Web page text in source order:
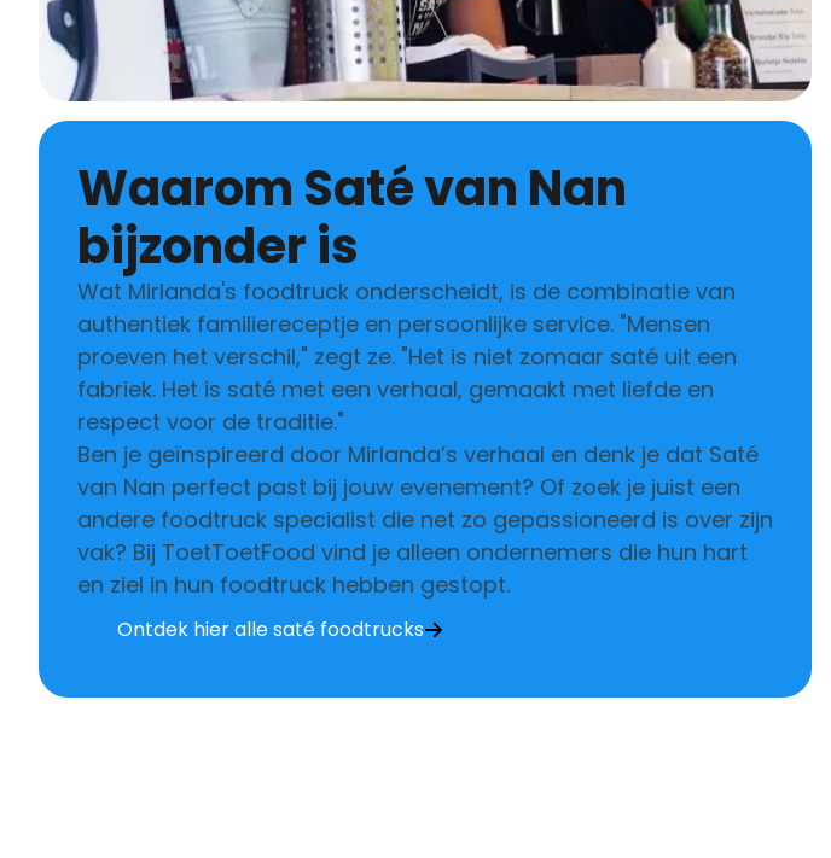
Waarom Saté van Nan
bijzonder is
Wat Mirlanda's foodtruck onderscheidt, is de combinatie van
authentiek familiereceptje en persoonlijke service. "Mensen
proeven het verschil," zegt ze. "Het is niet zomaar saté uit een
fabriek. Het is saté met een verhaal, gemaakt met liefde en
respect voor de traditie."
Ben je geïnspireerd door Mirlanda’s verhaal en denk je dat Saté
van Nan perfect past bij jouw evenement? Of zoek je juist een
andere foodtruck specialist die net zo gepassioneerd is over zijn
vak? Bij ToetToetFood vind je alleen ondernemers die hun hart
en ziel in hun foodtruck hebben gestopt.
Ontdek hier alle saté foodtrucks